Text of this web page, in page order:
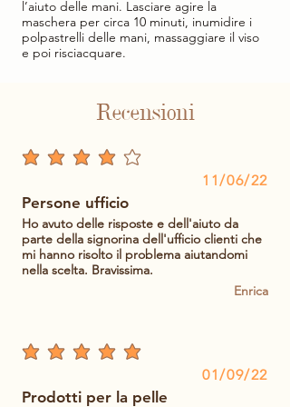
l’aiuto delle mani. Lasciare agire la
maschera per circa 10 minuti, inumidire i
polpastrelli delle mani, massaggiare il viso
e poi risciacquare.
Recensioni
la valutazione media è 4 su 5
11/06/22
Persone ufficio
Ho avuto delle risposte e dell'aiuto da
parte della signorina dell'ufficio clienti che
mi hanno risolto il problema aiutandomi
nella scelta. Bravissima.
Enrica
la valutazione media è 5 su 5
01/09/22
Prodotti per la pelle